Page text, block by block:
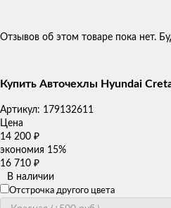
Отзывов об этом товаре пока нет.
Купить Авточехлы Hyundai
Артикул: 179132611
Цена
14 200 ₽
экономия 15%
16 710 ₽
В наличии
Отстрочка другого цвета